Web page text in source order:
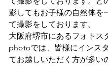
影してもお子様の自然体を
て撮影をしております。
大阪府堺市にあるフォトス
photoでは、皆様にインス
てお越しいただく方が多い